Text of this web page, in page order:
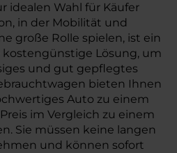
idealen Wahl für Käufer
in der Mobilität und
große Rolle spielen, ist ein
Lösung, um
und gut gepflegtes
bieten Ihnen
Auto zu einem
im Vergleich zu einem
Sie müssen keine langen
und können sofort